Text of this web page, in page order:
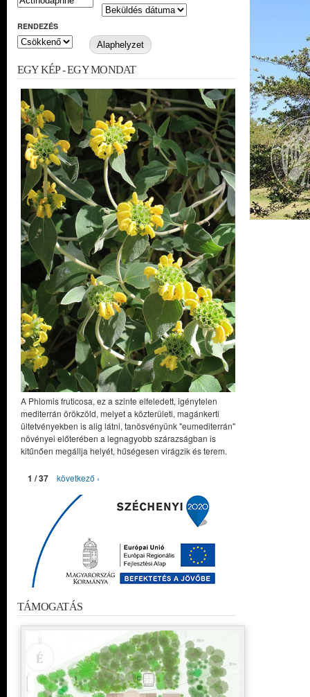
RENDEZÉS
EGY KÉP - EGY MONDAT
A Phlomis fruticosa, ez a szinte elfeledett, igénytelen
mediterrán örökzöld, melyet a közterületi, magánkerti
ültetvényekben is alig látni, tanösvényünk "eumediterrán"
növényei előterében a legnagyobb szárazságban is
kitűnően megállja helyét, hűségesen virágzik és terem.
1 / 37 következő ›
TÁMOGATÁS